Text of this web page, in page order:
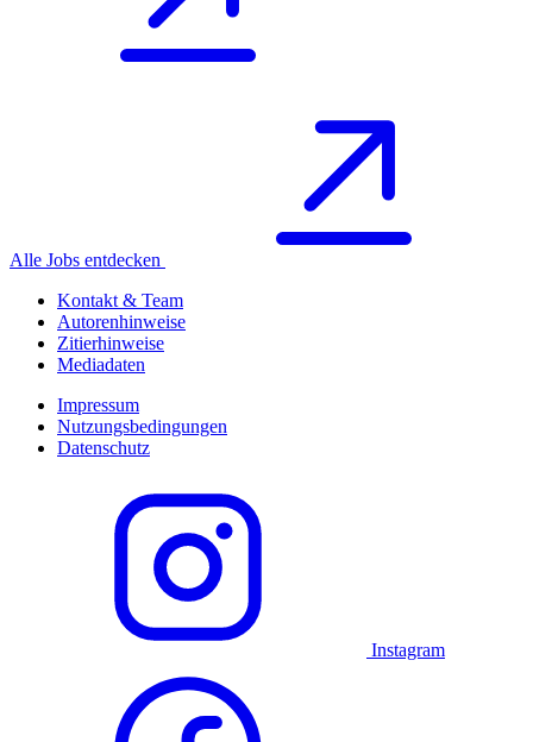
Alle Jobs entdecken
Kontakt & Team
Autorenhinweise
Zitierhinweise
Mediadaten
Impressum
Nutzungsbedingungen
Datenschutz
Instagram